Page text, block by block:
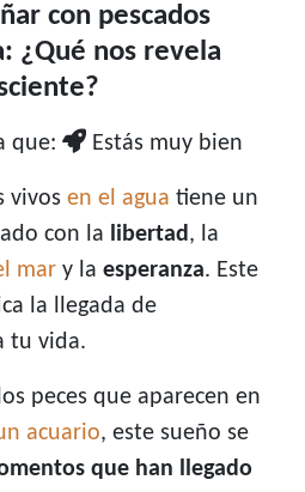
con pescados
¿Qué nos revela
que: Estás muy bien
vivos en el agua tiene un
con la libertad, la
mar y la esperanza. Este
la llegada de
tu vida.
peces que aparecen en
acuario, este sueño se
que han llegado